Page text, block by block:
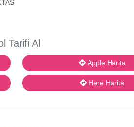
Tarifi Al
Apple Harita
Here Harita